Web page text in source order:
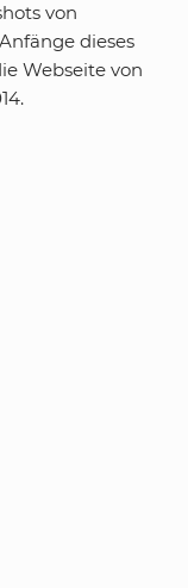
von
dieses
Webseite von